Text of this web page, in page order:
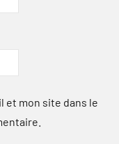
et mon site dans le